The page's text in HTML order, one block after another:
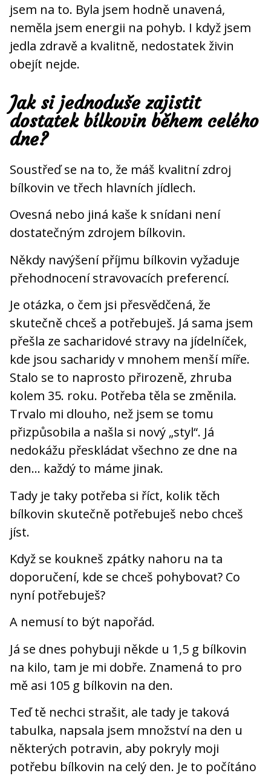
jsem na to. Byla jsem hodně unavená,
neměla jsem energii na pohyb. I když jsem
jedla zdravě a kvalitně, nedostatek živin
obejít nejde.
Jak si jednoduše zajistit
dostatek bílkovin během celého
dne?
Soustřeď se na to, že máš kvalitní zdroj
bílkovin ve třech hlavních jídlech.
Ovesná nebo jiná kaše k snídani není
dostatečným zdrojem bílkovin.
Někdy navýšení příjmu bílkovin vyžaduje
přehodnocení stravovacích preferencí.
Je otázka, o čem jsi přesvědčená, že
skutečně chceš a potřebuješ. Já sama jsem
přešla ze sacharidové stravy na jídelníček,
kde jsou sacharidy v mnohem menší míře.
Stalo se to naprosto přirozeně, zhruba
kolem 35. roku. Potřeba těla se změnila.
Trvalo mi dlouho, než jsem se tomu
přizpůsobila a našla si nový „styl“. Já
nedokážu přeskládat všechno ze dne na
den… každý to máme jinak.
Tady je taky potřeba si říct, kolik těch
bílkovin skutečně potřebuješ nebo chceš
jíst.
Když se koukneš zpátky nahoru na ta
doporučení, kde se chceš pohybovat? Co
nyní potřebuješ?
A nemusí to být napořád.
Já se dnes pohybuji někde u 1,5 g bílkovin
na kilo, tam je mi dobře. Znamená to pro
mě asi 105 g bílkovin na den.
Teď tě nechci strašit, ale tady je taková
tabulka, napsala jsem množství na den u
některých potravin, aby pokryly moji
potřebu bílkovin na celý den. Je to počítáno